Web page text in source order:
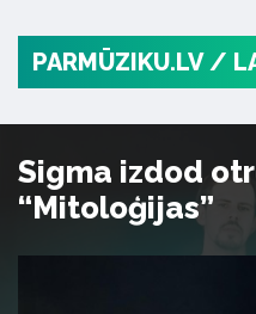
PARMŪZIKU.LV /
Sigma izdod
“Mitoloģijas”